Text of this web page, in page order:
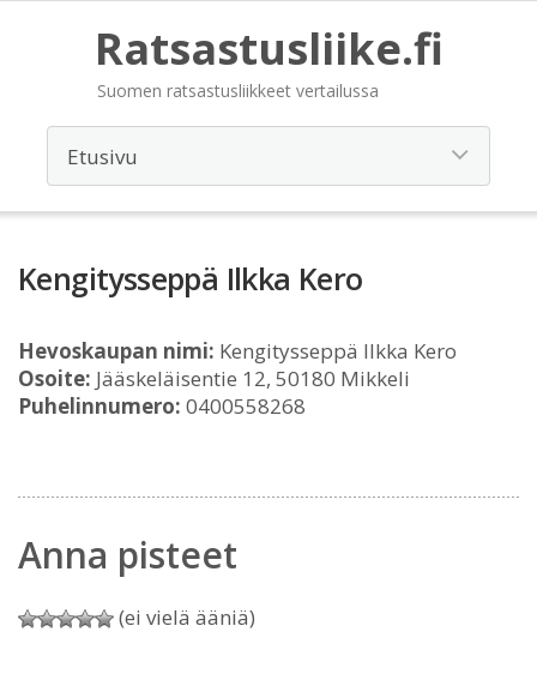
Ratsastusliike.fi
Suomen ratsastusliikkeet vertailussa
Kengitysseppä Ilkka Kero
Hevoskaupan nimi: Kengitysseppä Ilkka Kero
Osoite: Jääskeläisentie 12, 50180 Mikkeli
Puhelinnumero: 0400558268
Anna pisteet
(ei vielä ääniä)